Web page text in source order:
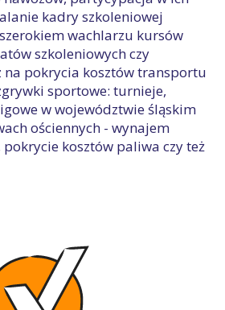
kadry szkoleniowej
wachlarzu kursów
szkoleniowych czy
na pokrycia kosztów transportu
sportowe: turnieje,
w województwie śląskim
ościennych - wynajem
kosztów paliwa czy też